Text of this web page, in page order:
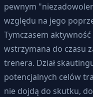
pewnym
względu na jego
Tymczasem
wstrzymana do czasu
trenera. Dział
potencjalnych celów
nie dojdą do skutku,